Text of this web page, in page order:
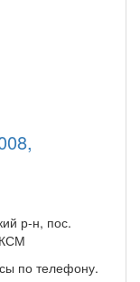
р-н, пос.
по телефону.